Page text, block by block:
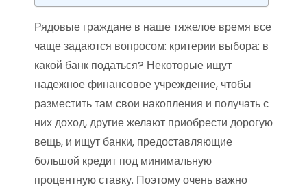
Рядовые граждане в наше тяжелое время все
чаще задаются вопросом: критерии выбора: в
какой банк податься? Некоторые ищут
надежное финансовое учреждение, чтобы
разместить там свои накопления и получать с
них доход, другие желают приобрести дорогую
вещь, и ищут банки, предоставляющие
большой кредит под минимальную
процентную ставку. Поэтому очень важно